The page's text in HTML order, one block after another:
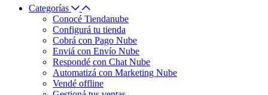
Categorías
Conocé Tiendanube
Configurá tu tienda
Cobrá con Pago Nube
Enviá con Envío Nube
Respondé con Chat Nube
Automatizá con Marketing Nube
Vendé offline